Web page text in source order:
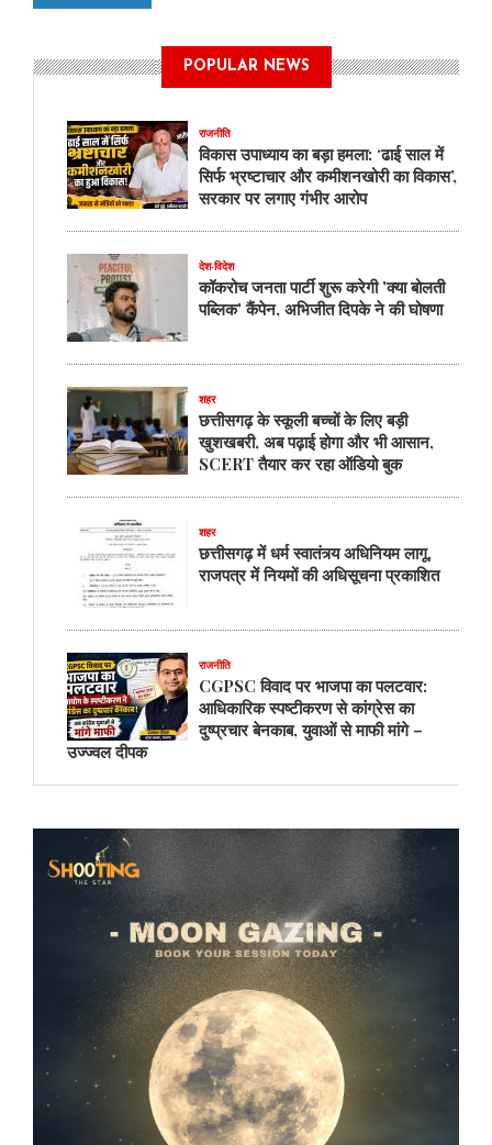
POPULAR NEWS
राजनीति
विकास उपाध्याय का बड़ा हमला: ‘ढाई साल में
सिर्फ भ्रष्टाचार और कमीशनखोरी का विकास’,
सरकार पर लगाए गंभीर आरोप
देश-विदेश
कॉकरोच जनता पार्टी शुरू करेगी 'क्या बोलती
पब्लिक' कैंपेन, अभिजीत दिपके ने की घोषणा
शहर
छत्तीसगढ़ के स्कूली बच्चों के लिए बड़ी
खुशखबरी, अब पढ़ाई होगा और भी आसान,
SCERT तैयार कर रहा ऑडियो बुक
शहर
छत्तीसगढ़ में धर्म स्वातंत्र्य अधिनियम लागू,
राजपत्र में नियमों की अधिसूचना प्रकाशित
राजनीति
CGPSC विवाद पर भाजपा का पलटवार:
आधिकारिक स्पष्टीकरण से कांग्रेस का
दुष्प्रचार बेनकाब, युवाओं से माफी मांगे –
उज्ज्वल दीपक